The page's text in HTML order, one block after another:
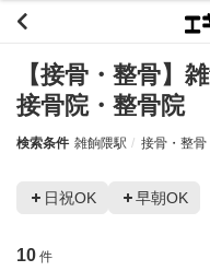
【接骨・整骨】
接骨院・整骨院
検索条件 雑餉隈駅 接骨・整骨
日祝OK 早朝OK
10 件